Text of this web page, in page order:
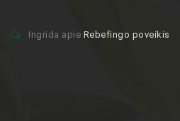
Ingrida apie Rebefingo poveikis